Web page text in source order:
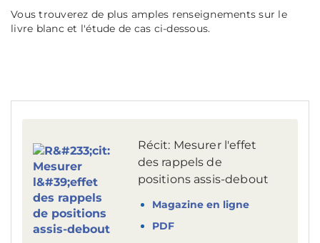
Vous trouverez de plus amples renseignements sur le
livre blanc et l'étude de cas ci-dessous.
Récit: Mesurer l'effet
des rappels de
positions assis-debout
Magazine en ligne
PDF